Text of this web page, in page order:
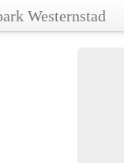
Westernstad